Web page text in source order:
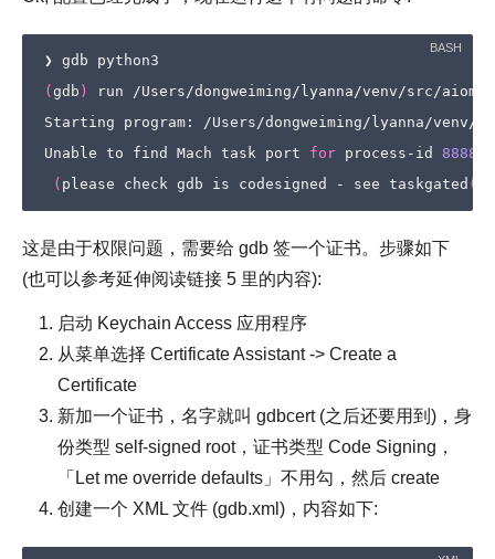
( gdb )
run /Users/dongweiming/lyanna/venv/src/
Starting program: /Users/dongweiming/lyanna/venv/
Unable to find Mach task port for process-id 8888
( please check gdb is codesigned - see taskgated (
这是由于权限问题，需要给 gdb 签一个证书。步骤如下
(也可以参考延伸阅读链接 5 里的内容):
启动 Keychain Access 应用程序
从菜单选择 Certificate Assistant -> Create a
Certificate
新加一个证书，名字就叫 gdbcert (之后还要用到)，身
份类型 self-signed root，证书类型 Code Signing，
「Let me override defaults」不用勾，然后 create
创建一个 XML 文件 (gdb.xml)，内容如下: